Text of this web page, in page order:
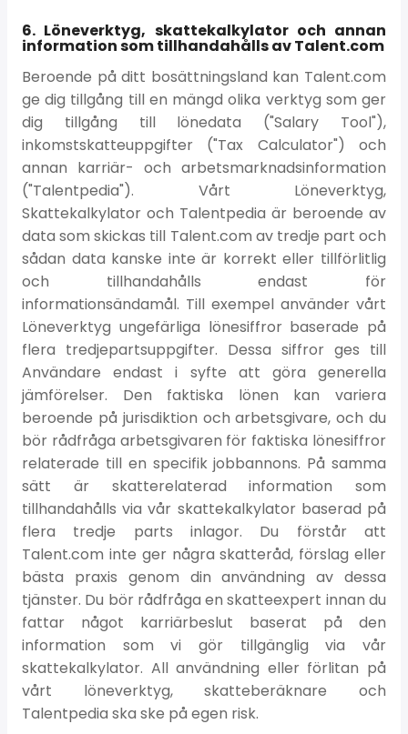
6. Löneverktyg, skattekalkylator och annan
information som tillhandahålls av Talent.com
Beroende på ditt bosättningsland kan Talent.com
ge dig tillgång till en mängd olika verktyg som ger
dig tillgång till lönedata ("Salary Tool"),
inkomstskatteuppgifter ("Tax Calculator") och
annan karriär- och arbetsmarknadsinformation
("Talentpedia"). Vårt Löneverktyg,
Skattekalkylator och Talentpedia är beroende av
data som skickas till Talent.com av tredje part och
sådan data kanske inte är korrekt eller tillförlitlig
och tillhandahålls endast för
informationsändamål. Till exempel använder vårt
Löneverktyg ungefärliga lönesiffror baserade på
flera tredjepartsuppgifter. Dessa siffror ges till
Användare endast i syfte att göra generella
jämförelser. Den faktiska lönen kan variera
beroende på jurisdiktion och arbetsgivare, och du
bör rådfråga arbetsgivaren för faktiska lönesiffror
relaterade till en specifik jobbannons. På samma
sätt är skatterelaterad information som
tillhandahålls via vår skattekalkylator baserad på
flera tredje parts inlagor. Du förstår att
Talent.com inte ger några skatteråd, förslag eller
bästa praxis genom din användning av dessa
tjänster. Du bör rådfråga en skatteexpert innan du
fattar något karriärbeslut baserat på den
information som vi gör tillgänglig via vår
skattekalkylator. All användning eller förlitan på
vårt löneverktyg, skatteberäknare och
Talentpedia ska ske på egen risk.